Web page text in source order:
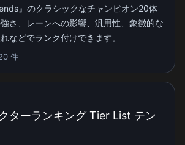
』のクラシックなチャンピオン20体
さ、レーンへの影響、汎用性、象徴的な
などでランク付けできます。
件
ターランキング Tier List テン